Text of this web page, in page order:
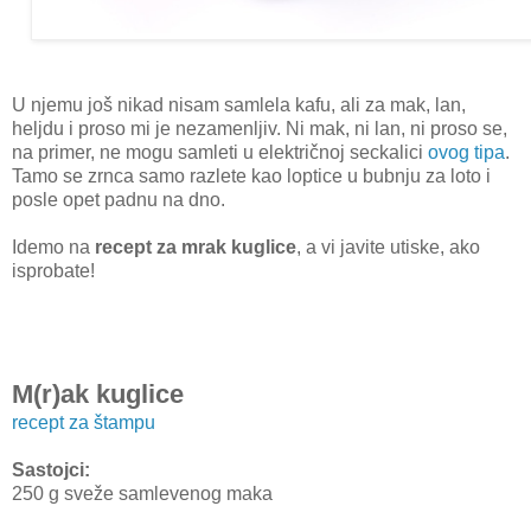
U njemu još nikad nisam samlela kafu, ali za mak, lan,
heljdu i proso mi je nezamenljiv. Ni mak, ni lan, ni proso se,
na primer, ne mogu samleti u električnoj seckalici ovog tipa.
Tamo se zrnca samo razlete kao loptice u bubnju za loto i
posle opet padnu na dno.
Idemo na recept za mrak kuglice, a vi javite utiske, ako
isprobate!
M(r)ak kuglice
recept za štampu
Sastojci:
250 g sveže samlevenog maka